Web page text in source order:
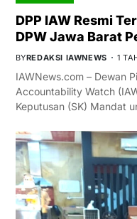
DPP IAW Resmi
DPW Jawa Barat
BYREDAKSI IAWNEWS 1
IAWNews.com – Dewan
Accountability Watch
Keputusan (SK) Mandat